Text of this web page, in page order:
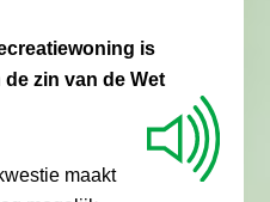
is
zin van de Wet
maakt